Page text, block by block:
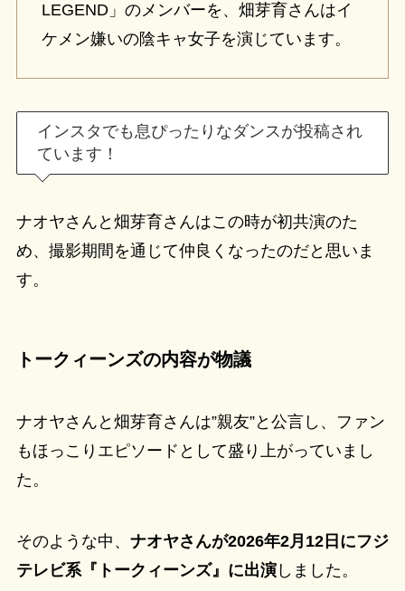
LEGEND」のメンバーを、畑芽育さんはイ
ケメン嫌いの陰キャ女子を演じています。
インスタでも息ぴったりなダンスが投稿され
ています！
ナオヤさんと畑芽育さんはこの時が初共演のた
め、撮影期間を通じて仲良くなったのだと思いま
す。
トークィーンズの内容が物議
ナオヤさんと畑芽育さんは”親友”と公言し、ファン
もほっこりエピソードとして盛り上がっていまし
た。
そのような中、 ナオヤさんが2026年2月12日にフジ
テレビ系『トークィーンズ』に出演しました。